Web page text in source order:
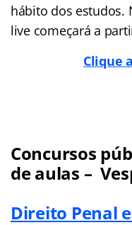
hábito dos estudos.
live começará a
Clique
Concursos
de aulas –
Direito Penal